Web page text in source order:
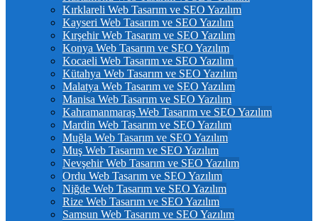
Kırklareli Web Tasarım ve SEO Yazılım
Kayseri Web Tasarım ve SEO Yazılım
Kırşehir Web Tasarım ve SEO Yazılım
Konya Web Tasarım ve SEO Yazılım
Kocaeli Web Tasarım ve SEO Yazılım
Kütahya Web Tasarım ve SEO Yazılım
Malatya Web Tasarım ve SEO Yazılım
Manisa Web Tasarım ve SEO Yazılım
Kahramanmaraş Web Tasarım ve SEO Yazılım
Mardin Web Tasarım ve SEO Yazılım
Muğla Web Tasarım ve SEO Yazılım
Muş Web Tasarım ve SEO Yazılım
Nevşehir Web Tasarım ve SEO Yazılım
Ordu Web Tasarım ve SEO Yazılım
Niğde Web Tasarım ve SEO Yazılım
Rize Web Tasarım ve SEO Yazılım
Samsun Web Tasarım ve SEO Yazılım